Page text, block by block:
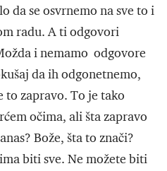
da se osvrnemo na sve to i
radu. A ti odgovori
i nemamo odgovore
da ih odgonetnemo,
to zapravo. To je tako
očima, ali šta zapravo
Bože, šta to znači?
biti sve. Ne možete biti